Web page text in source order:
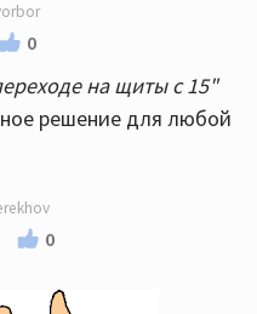
0
на щиты с 15"
решение для любой
0